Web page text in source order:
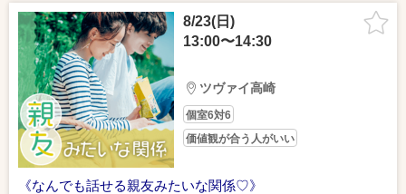
8/23(日)
13:00〜14:30
ツヴァイ高崎
個室6対6
価値観が合う人がいい
《なんでも話せる親友みたいな関係♡》